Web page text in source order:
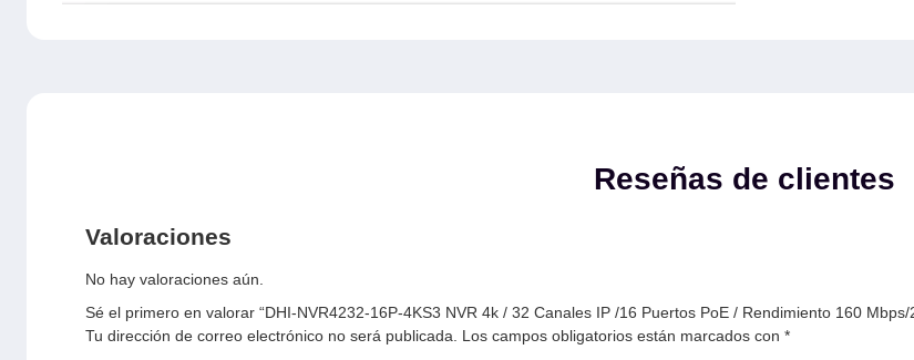
Reseñas de clientes
Valoraciones
No hay valoraciones aún.
Sé el primero en valorar “DHI-NVR4232-16P-4KS3 NVR 4k / 32 Canales IP /16 Puertos PoE / Rendimiento 160
Tu dirección de correo electrónico no será publicada.
Los campos obligatorios están marcados con *